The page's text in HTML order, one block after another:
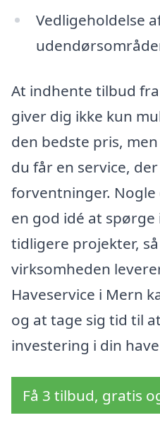
Vedligeholdelse
At indhente tilbud
giver dig ikke kun
den bedste pris,
du får en service,
forventninger.
en god idé at
tidligere projekter,
virksomheden
Haveservice i Mern
og at tage sig tid til
investering i din
Få 3 tilbud, gratis